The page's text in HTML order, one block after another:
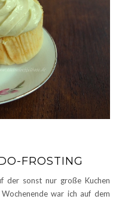
FROSTING
der sonst nur große Kuchen
war ich auf dem